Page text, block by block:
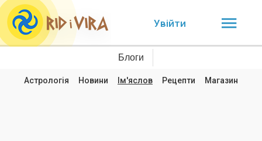
Увійти
Блоги
Астрологія Новини Ім'яслов Рецепти Магазин